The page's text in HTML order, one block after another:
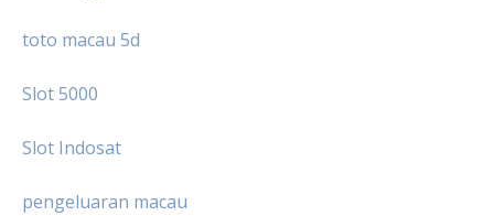
toto macau 5d
Slot 5000
Slot Indosat
pengeluaran macau